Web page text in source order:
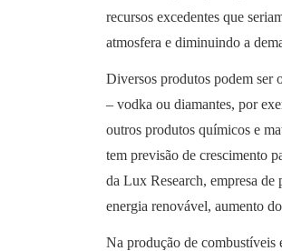
recursos excedentes que
atmosfera e diminuindo a
Diversos produtos podem ser
– vodka ou diamantes, por
outros produtos químicos e
tem previsão de crescimento
da Lux Research, empresa de
energia renovável, aumento
Na produção de